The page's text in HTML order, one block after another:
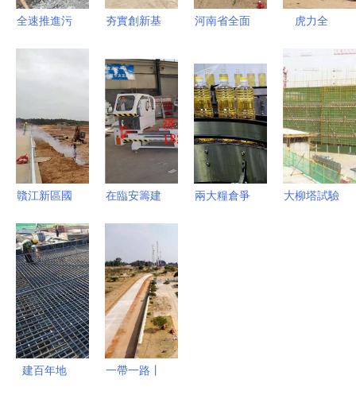
全速推進污
夯實創新基
濟開發區科
技產業園打
造高質量發
展新引擎
河南省全面
施建設 能
源建設這樣
干
虎力全
來！寧鄉項
目建設最新
動態①——
基礎設施建
設
贛江新區國
劃出爐 全
面動工，基
礎設施先行
在臨安籌建
門窗廠 設
備配置、投
資估算與基
建要點
兩大糧倉爭
大柳塔試驗
建百年地
一帶一路丨